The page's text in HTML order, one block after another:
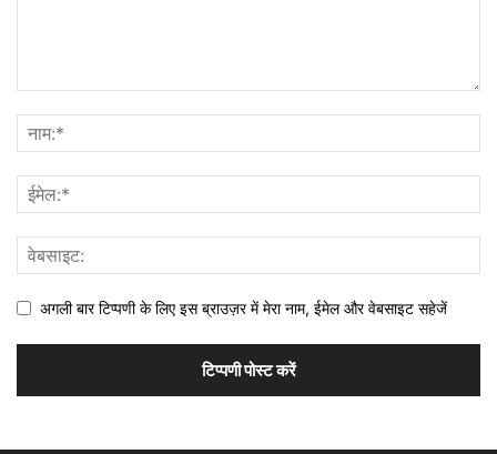
अगली बार टिप्पणी के लिए इस ब्राउज़र में मेरा नाम, ईमेल और वेबसाइट सहेजें